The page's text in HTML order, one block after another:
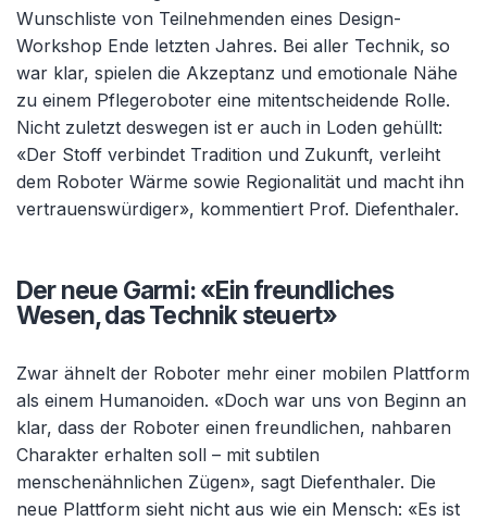
Wunschliste von Teilnehmenden eines Design-
Workshop Ende letzten Jahres. Bei aller Technik, so
war klar, spielen die Akzeptanz und emotionale Nähe
zu einem Pflegeroboter eine mitentscheidende Rolle.
Nicht zuletzt deswegen ist er auch in Loden gehüllt:
«Der Stoff verbindet Tradition und Zukunft, verleiht
dem Roboter Wärme sowie Regionalität und macht ihn
vertrauenswürdiger», kommentiert Prof. Diefenthaler.
Der neue Garmi: «Ein freundliches
Wesen, das Technik steuert»
Zwar ähnelt der Roboter mehr einer mobilen Plattform
als einem Humanoiden. «Doch war uns von Beginn an
klar, dass der Roboter einen freundlichen, nahbaren
Charakter erhalten soll – mit subtilen
menschenähnlichen Zügen», sagt Diefenthaler. Die
neue Plattform sieht nicht aus wie ein Mensch: «Es ist